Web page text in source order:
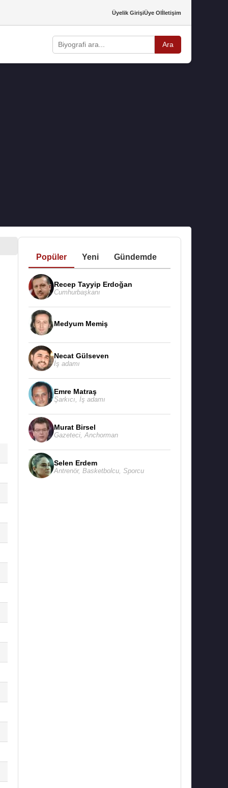
Üyelik GirişiÜye Olİletişim
Ara
Popüler Yeni Gündemde
Recep Tayyip Erdoğan
Cumhurbaşkanı
Medyum Memiş
Necat Gülseven
İş adamı
Emre Matraş
Şarkıcı İş adamı
Murat Birsel
Gazeteci, Anchorman
Selen Erdem
Antrenör, Basketbolcu, Sporcu